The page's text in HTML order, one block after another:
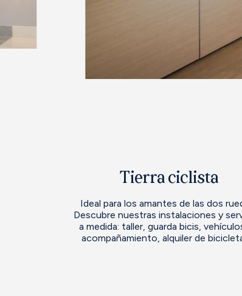
Tierra ciclista
Ideal para los amantes de las dos
Descubre nuestras instalaciones y
a medida: taller, guarda bicis,
acompañamiento, alquiler de